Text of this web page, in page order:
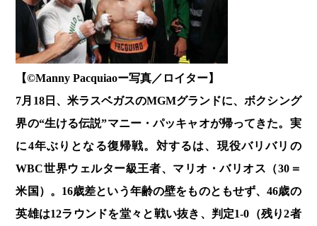
【©️Manny Pacquiaoー写真／ロイター】
7月18日、米ラスベガスのMGMグランドに、ボクシング
界の“生ける伝説”マニー・パッキャオが帰ってきた。実
に4年ぶりとなる復帰戦。対するは、現役バリバリの
WBC世界ウェルター級王者、マリオ・バリオス（30＝
米国）。16歳差という年齢の壁をものともせず、46歳の
英雄は12ラウンドを堂々と戦い抜き、判定1-0（残り2者